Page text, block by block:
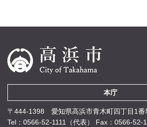
本庁
〒444-1398 愛知県高浜市青木町四丁目1番
Tel：0566-52-1111（代表）
Fax：0566-52-